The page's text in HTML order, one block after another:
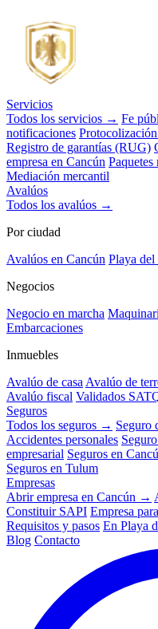
Servicios
Todos los servicios → Fe
notificaciones Protocolización
Registro de garantías (RUG)
empresa en Cancún Paquetes
Mediación mercantil
Avalúos
Todos los avalúos →
Por ciudad
Avalúos en Cancún Playa del
Negocios
Negocio en marcha
Embarcaciones
Inmuebles
Avalúo de casa Avalúo de
Avalúo fiscal Validados
Seguros
Todos los seguros → Seguro
Accidentes personales
empresarial Seguros en
Seguros en Tulum
Empresas
Abrir empresa en Cancún →
Constituir SAPI Empresa
Requisitos y pasos En Playa
Blog Contacto